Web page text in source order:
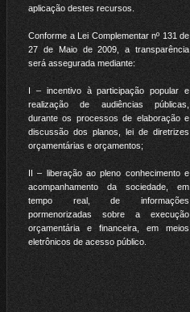
aplicação destes recursos.
Conforme a Lei Complementar nº 131 de
27 de Maio de 2009, a transparência
será assegurada mediante:
I – incentivo à participação popular e
realização de audiências públicas,
durante os processos de elaboração e
discussão dos planos, lei de diretrizes
orçamentárias e orçamentos;
II – liberação ao pleno conhecimento e
acompanhamento da sociedade, em
tempo real, de informações
pormenorizadas sobre a execução
orçamentária e financeira, em meios
eletrônicos de acesso público.